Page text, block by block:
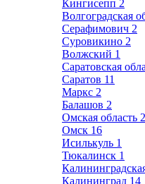
Кингисепп 2
Волгоградская
Серафимович 2
Суровикино 2
Волжский 1
Саратовская
Саратов 11
Маркс 2
Балашов 2
Омская область
Омск 16
Исилькуль 1
Тюкалинск 1
Калининград 14